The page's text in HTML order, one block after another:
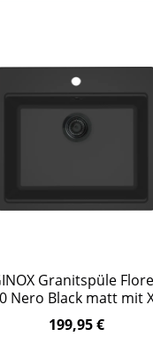
Granitspüle
Nero Black matt mit
Becken und Hahnloch
Preis:
199,95 €